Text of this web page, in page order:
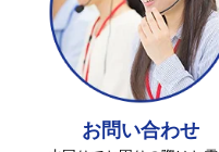
お問い合わせ